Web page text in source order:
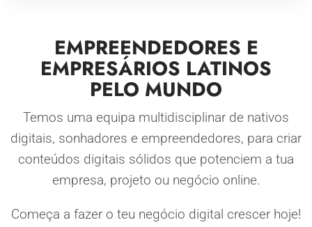
EMPREENDEDORES E
EMPRESÁRIOS LATINOS
PELO MUNDO
Temos uma equipa multidisciplinar de nativos
digitais, sonhadores e empreendedores, para criar
conteúdos digitais sólidos que potenciem a tua
empresa, projeto ou negócio online.
Começa a fazer o teu negócio digital crescer hoje!